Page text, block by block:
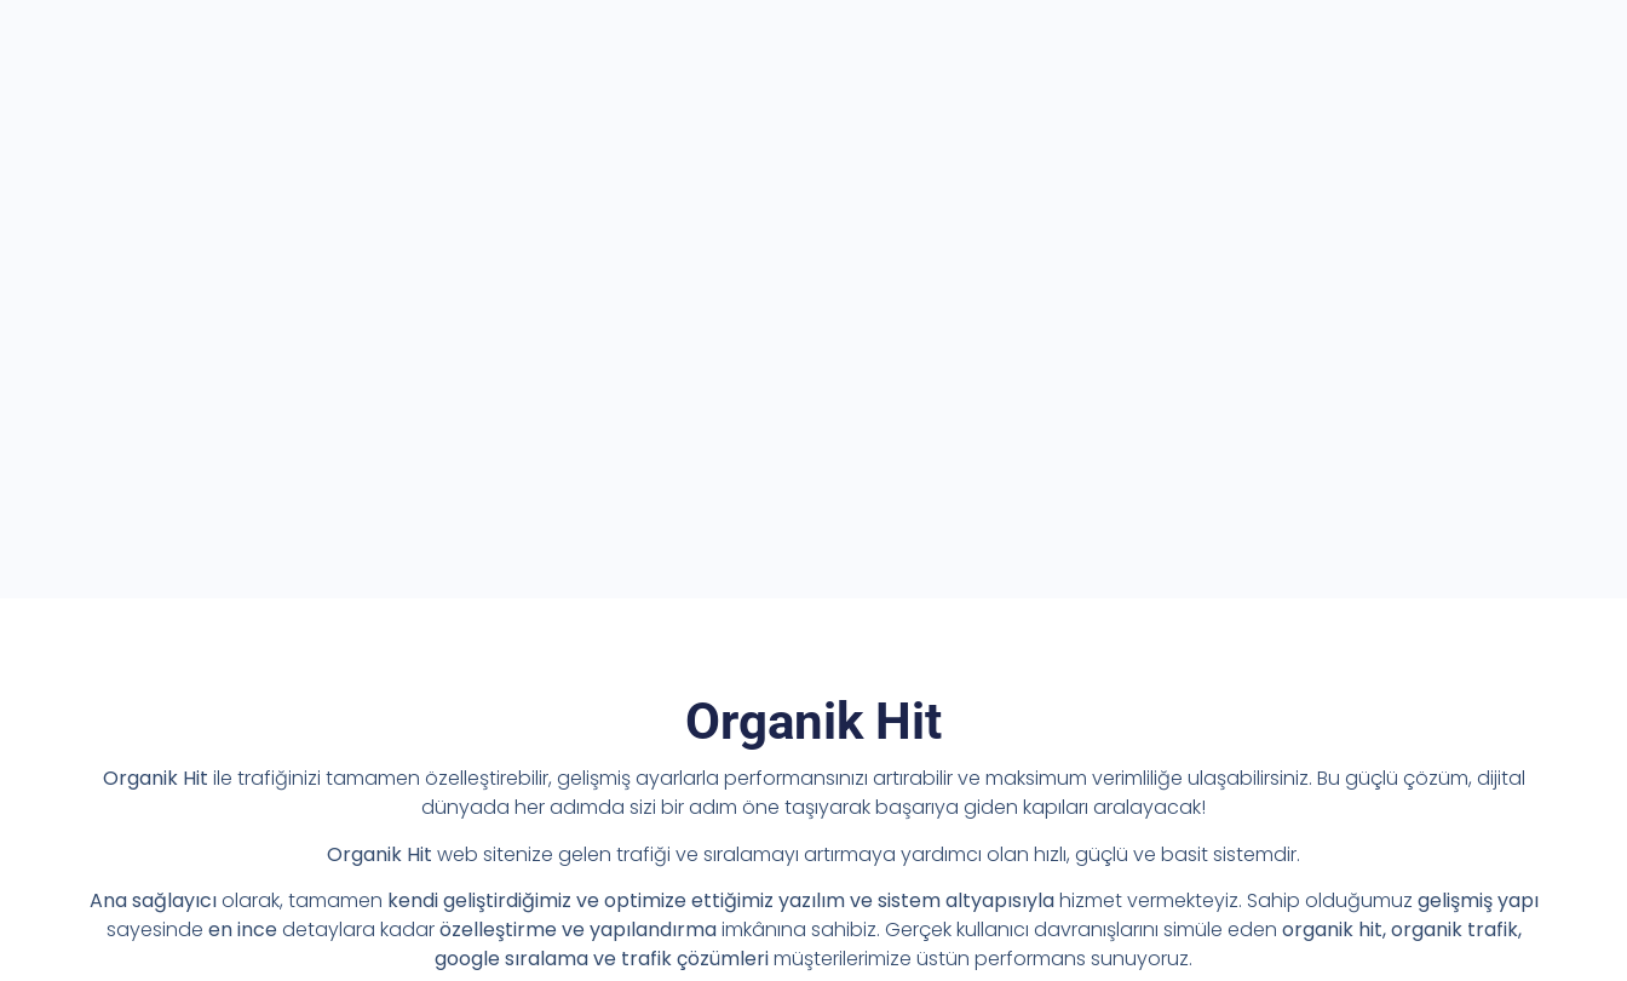
Organik Hit
Organik Hit ile trafiğinizi tamamen özelleştirebilir, gelişmiş ayarlarla performansınızı artırabilir ve maksimum verimliliğe ulaşabilirsiniz. Bu güçlü çözüm, dijital
dünyada her adımda sizi bir adım öne taşıyarak başarıya giden kapıları aralayacak!
Organik Hit web sitenize gelen trafiği ve sıralamayı artırmaya yardımcı olan hızlı, güçlü ve basit sistemdir.
Ana sağlayıcıolarak, tamamen kendi geliştirdiğimiz ve optimize ettiğimiz yazılım ve sistem altyapısıylahizmet vermekteyiz. Sahip olduğumuz gelişmiş yapı
sayesinde en incedetaylara kadarözelleştirme ve yapılandırmaimkânına sahibiz. Gerçek kullanıcı davranışlarını simüle eden organik hit, organik trafik,
google sıralama ve trafik çözümlerimüşterilerimize üstün performans sunuyoruz.